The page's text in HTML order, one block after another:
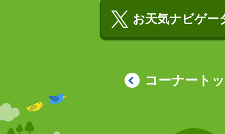
お天気ナビゲー
コーナート